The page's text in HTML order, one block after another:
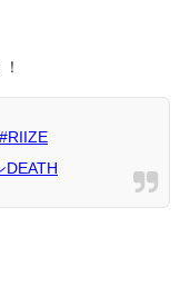
#RIIZE